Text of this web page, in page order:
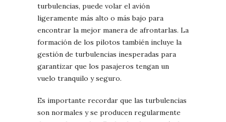
turbulencias, puede volar el avión
ligeramente más alto o más bajo para
encontrar la mejor manera de afrontarlas. La
formación de los pilotos también incluye la
gestión de turbulencias inesperadas para
garantizar que los pasajeros tengan un
vuelo tranquilo y seguro.
Es importante recordar que las turbulencias
son normales y se producen regularmente